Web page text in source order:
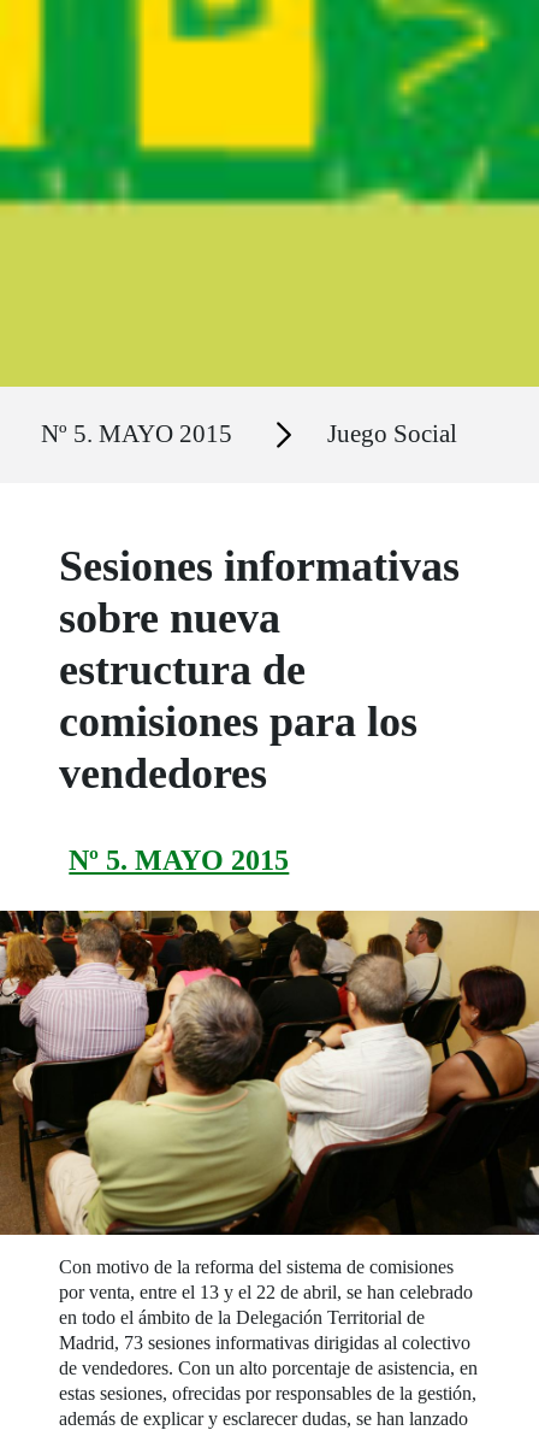
Nº 5. MAYO 2015 Secciones Juego Social
Sesiones informativas
sobre nueva
estructura de
comisiones para los
vendedores
Nº 5. MAYO 2015
Con motivo de la reforma del sistema de comisiones
por venta, entre el 13 y el 22 de abril, se han celebrado
en todo el ámbito de la Delegación Territorial de
Madrid, 73 sesiones informativas dirigidas al colectivo
de vendedores. Con un alto porcentaje de asistencia, en
estas sesiones, ofrecidas por responsables de la gestión,
además de explicar y esclarecer dudas, se han lanzado